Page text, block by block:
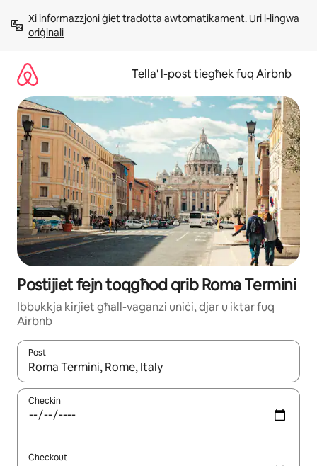
għall-
kontenut
Xi informazzjoni ġiet tradotta awtomatikament. Uri l-lingwa
oriġinali
Tella' l-post tiegħek fuq Airbnb
Postijiet fejn toqgħod qrib Roma Termini
Ibbukkja kirjiet għall-vaganzi uniċi, djar u iktar fuq
Airbnb
Post
Meta r-riżultati jkunu disponibbli, tista' tmur minn riżultat
Checkin
Checkout